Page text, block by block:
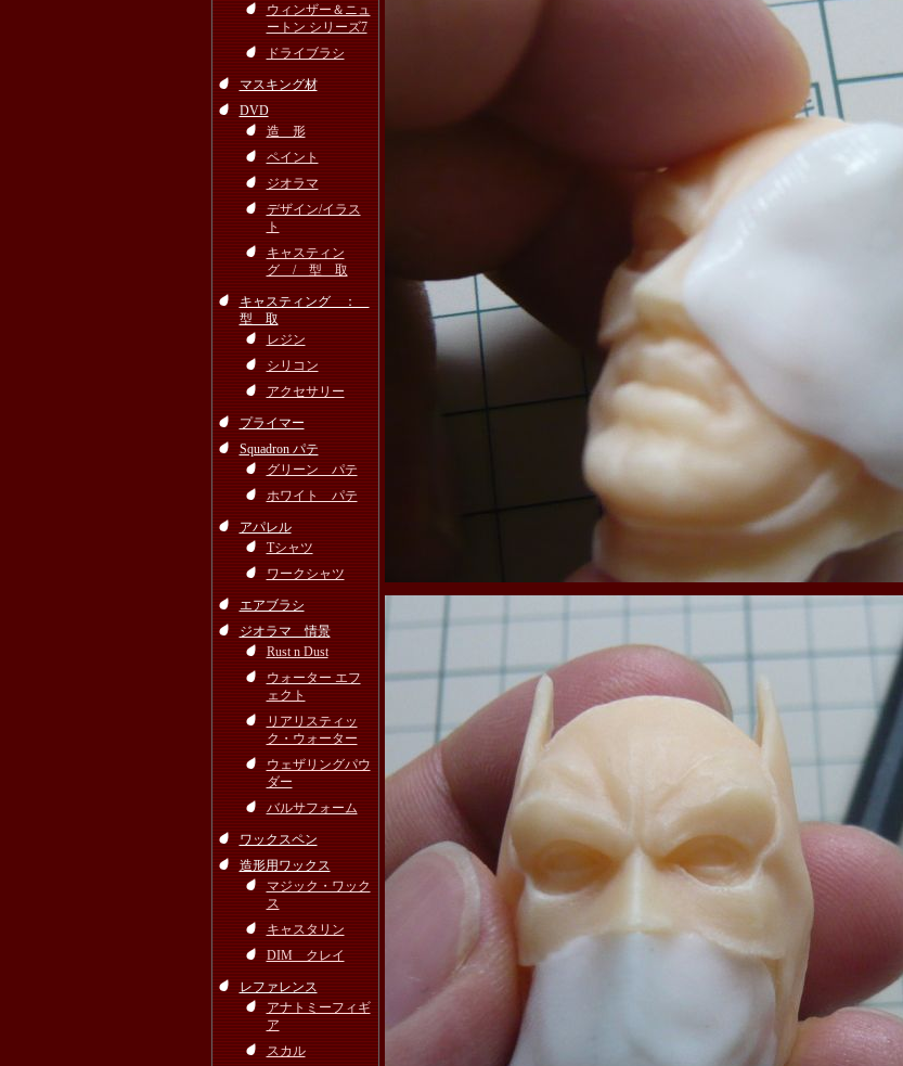
ウィンザー＆ニュ
ートン シリーズ7
ドライブラシ
マスキング材
DVD
造 形
ペイント
ジオラマ
デザイン/イラス
ト
キャスティン
グ / 型 取
キャスティング ：
型 取
レジン
シリコン
アクセサリー
プライマー
Squadron パテ
グリーン パテ
ホワイト パテ
アパレル
Tシャツ
ワークシャツ
エアブラシ
ジオラマ 情景
Rust n Dust
ウォーター エフ
ェクト
リアリスティッ
ク・ウォーター
ウェザリングパウ
ダー
バルサフォーム
ワックスペン
造形用ワックス
マジック・ワック
ス
キャスタリン
DIM クレイ
レファレンス
アナトミーフィギ
ア
スカル